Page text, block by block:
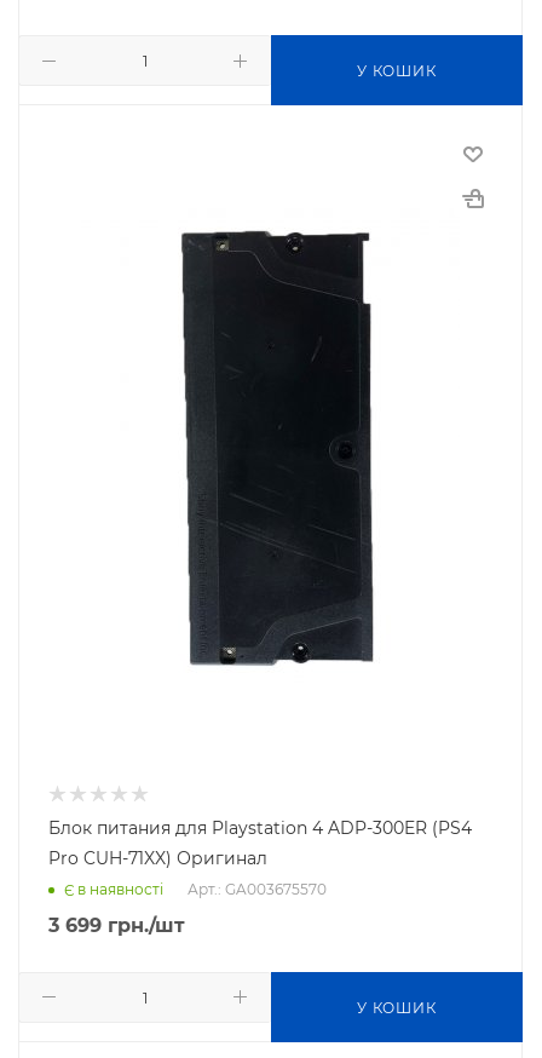
У КОШИК
Блок питания для Playstation 4 ADP-300ER (PS4
Pro CUH-71XX) Оригинал
Є в наявності Арт.: GA003675570
3 699 грн./шт
У КОШИК